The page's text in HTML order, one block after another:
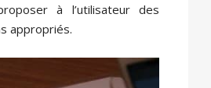
à l’utilisateur des
appropriés.